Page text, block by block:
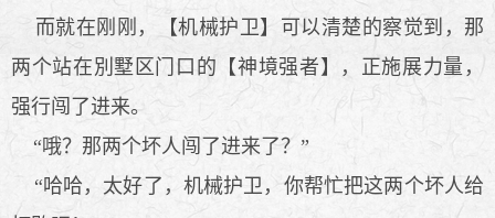
而就在刚刚，【机械护卫】可以清楚的察觉到，那
两个站在別墅区门口的【神境强者】，正施展力量，
强行闯了进来。
“哦？那两个坏人闯了进来了？”
“哈哈，太好了，机械护卫，你帮忙把这两个坏人给